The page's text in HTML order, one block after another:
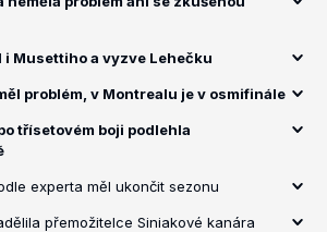
Musettiho a vyzve Lehečku
problém, v Montrealu je v osmifinále
třísetovém boji podlehla
experta měl ukončit sezonu
přemožitelce Siniakové kanára